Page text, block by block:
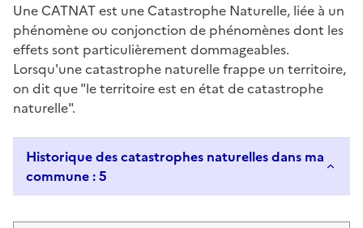
Une CATNAT est une Catastrophe Naturelle, liée à un
phénomène ou conjonction de phénomènes dont les
effets sont particulièrement dommageables.
Lorsqu'une catastrophe naturelle frappe un territoire,
on dit que "le territoire est en état de catastrophe
naturelle".
Historique des catastrophes naturelles dans ma
commune : 5